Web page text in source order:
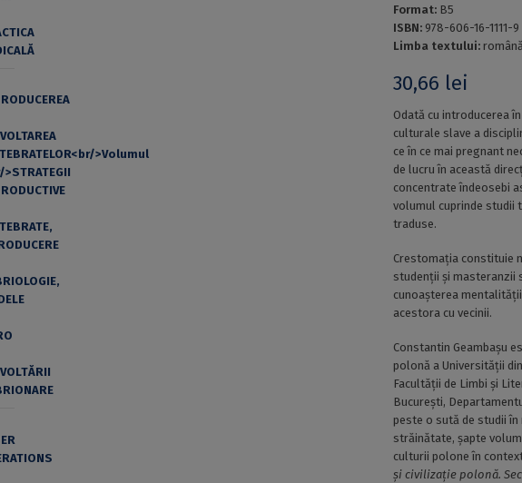
Format: B5
ISBN: 978-606-16-1111-9
Limba textului:
30,66 lei
Odată cu introducerea
culturale slave a
ce în ce mai pregnant
de lucru în această
concentrate îndeosebi
volumul cuprinde studii
traduse.
Crestomaţia constituie
studenţii şi masteranzii
cunoaşterea
acestora cu vecinii.
Constantin Geambaşu
polonă a Universităţii
Facultăţii de Limbi şi
Bucureşti,
peste o sută de studii
străinătate, şapte
culturii polone în
şi civilizaţie polonă.